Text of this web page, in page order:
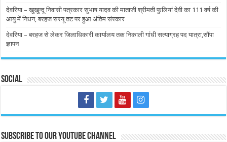
देवरिया – खुखुन्दू निवासी पत्रकार सुभाष यादव की माताजी श्रीमती फुलियां देवी का 111 वर्ष की
आयु में निधन, बरहज सरयू तट पर हुआ अंतिम संस्कार
देवरिया – बरहज से लेकर जिलाधिकारी कार्यालय तक निकाली गांधी सत्याग्रह पद यात्रा,सौंपा
ज्ञापन
Social
Subscribe to our Youtube Channel